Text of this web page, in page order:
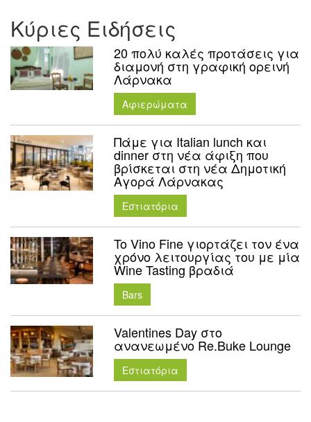
Κύριες Ειδήσεις
20 πολύ καλές προτάσεις για
διαμονή στη γραφική ορεινή
Λάρνακα
Aφιερώματα
Πάμε για Italian lunch και
dinner στη νέα άφιξη που
βρίσκεται στη νέα Δημοτική
Αγορά Λάρνακας
Εστιατόρια
To Vino Fine γιορτάζει τον ένα
χρόνο λειτουργίας του με μία
Wine Tasting βραδιά
Bars
Valentines Day στο
ανανεωμένο Re.Buke Lounge
Εστιατόρια